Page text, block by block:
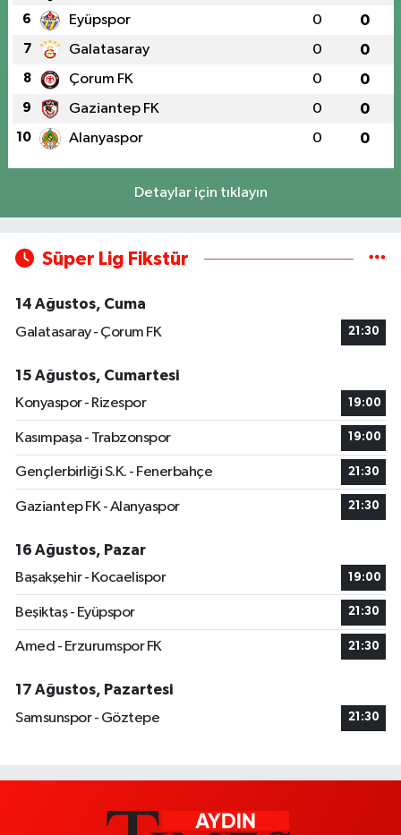
6 Eyüpspor 0 0
7 Galatasaray 0 0
8 Çorum FK 0 0
9 Gaziantep FK 0 0
10 Alanyaspor 0 0
Detaylar için tıklayın
Süper Lig Fikstür
14 Ağustos, Cuma
Galatasaray - Çorum FK
21:30
15 Ağustos, Cumartesi
Konyaspor - Rizespor
19:00
Kasımpaşa - Trabzonspor 19:00
Gençlerbirliği S.K. - Fenerbahçe 21:30
Gaziantep FK - Alanyaspor 21:30
16 Ağustos, Pazar
Başakşehir - Kocaelispor
19:00
Beşiktaş - Eyüpspor 21:30
Amed - Erzurumspor FK 21:30
17 Ağustos, Pazartesi
Samsunspor - Göztepe
21:30